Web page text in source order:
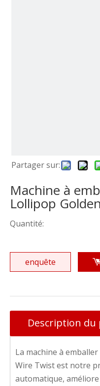
Partager sur:
Machine à
Lollipop
Quantité:
enquête
Description
La machine à
Wire Twist est notre
automatique,